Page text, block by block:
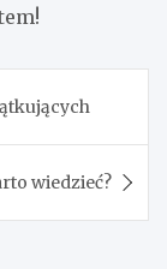
wiedzieć?